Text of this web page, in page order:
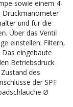
sowie einem 4-
Druckmanometer
und für die
Über das Ventil
einstellen: Filtern,
eingebaute
Betriebsdruck
des
der SPF
Ø